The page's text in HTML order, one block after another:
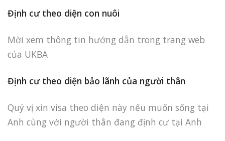
Định cư theo diện con nuôi
Mời xem thông tin hướng dẫn trong trang web
của UKBA
Định cư theo diện bảo lãnh của người thân
Quý vị xin visa theo diện này nếu muốn sống tại
Anh cùng với người thân đang định cư tại Anh